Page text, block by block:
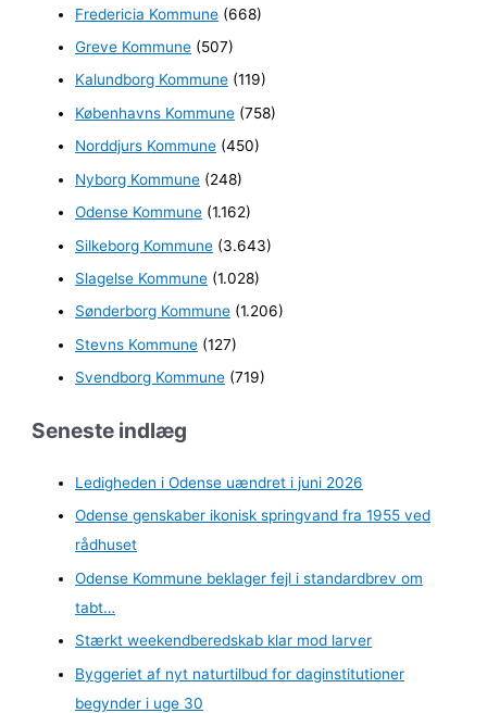
Fredericia Kommune (668)
Greve Kommune (507)
Kalundborg Kommune (119)
Københavns Kommune (758)
Norddjurs Kommune (450)
Nyborg Kommune (248)
Odense Kommune (1.162)
Silkeborg Kommune (3.643)
Slagelse Kommune (1.028)
Sønderborg Kommune (1.206)
Stevns Kommune (127)
Svendborg Kommune (719)
Seneste indlæg
Ledigheden i Odense uændret i juni 2026
Odense genskaber ikonisk springvand fra 1955 ved
rådhuset
Odense Kommune beklager fejl i standardbrev om
tabt…
Stærkt weekendberedskab klar mod larver
Byggeriet af nyt naturtilbud for daginstitutioner
begynder i uge 30